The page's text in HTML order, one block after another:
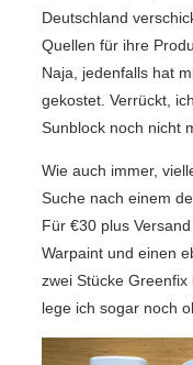
Deutschland
Quellen für ihre
Naja, jedenfalls hat
gekostet. Verrückt,
Sunblock noch nicht
Wie auch immer,
Suche nach einem
Für €30 plus
Warpaint und einen
zwei Stücke
lege ich sogar noch